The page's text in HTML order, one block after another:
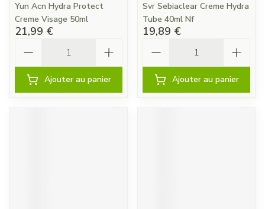
Yun Acn Hydra Protect
Creme Visage 50ml
21,99 €
Ajouter au panier
Svr Sebiaclear Creme Hydra
Tube 40ml Nf
19,89 €
Ajouter au panier